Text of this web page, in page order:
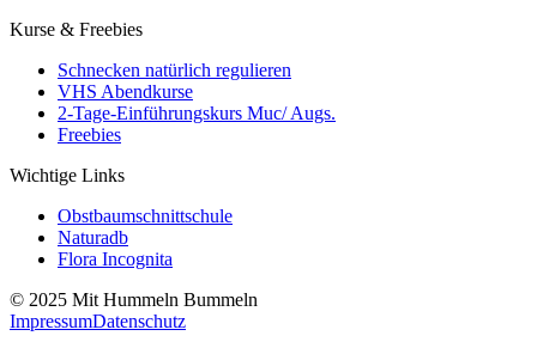
Kurse & Freebies
Schnecken natürlich regulieren
VHS Abendkurse
2-Tage-Einführungskurs Muc/ Augs.
Freebies
Wichtige Links
Obstbaumschnittschule
Naturadb
Flora Incognita
© 2025 Mit Hummeln Bummeln
ImpressumDatenschutz